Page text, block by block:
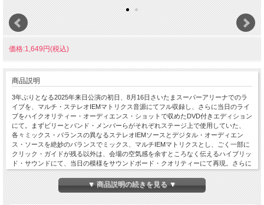
価格:1,649円(税込)
商品説明
3年ぶりとなる2025年来日公演の初日、8月16日さいたまスーパーアリーナでのラ
イブを、マルチ・ステレオIEMマトリクス音源にてフル収録し、さらに当日のライ
ブをハイクオリティー・オーディエンス・ショットで収めたDVD付きエディション
にて。まずビリーとバンド・メンバーらがそれぞれステージ上で使用していた、
各々ミックス・バランスの異なるステレオIEMソースとデジタル・オーディエン
ス・ソースを絶妙のバランスでミックス、マルチIEMマトリクスとし、ごく一部に
クリック・ガイドが残る以外は、会場の空気感を余すところなく伝えるハイブリッ
ド・サウンドにて、当日の模様をサウンドボード・クオリティーにて再現。さらに
デジタル・カメラによるDVD映像は4Kマスターからの収録で、障害物もほぼ無い
終始安定した良好ショットであり、しかも音声パートはCDのマルチIEMマトリク
ス・ソースをシンクロさせており、その音声も含めてそのクオリティーはYoutube
などの断片的な映像とは雲伝の差。そして最新アルバム『ヒット・ミー・ハード・
▼ 商品説明の続きを見る ▼